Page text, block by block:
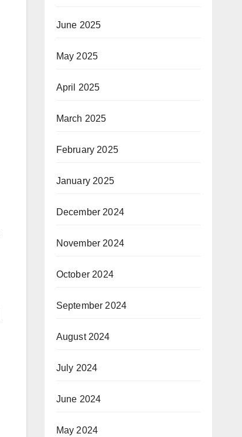
June 2025
May 2025
April 2025
March 2025
February 2025
January 2025
December 2024
November 2024
October 2024
September 2024
August 2024
July 2024
June 2024
May 2024